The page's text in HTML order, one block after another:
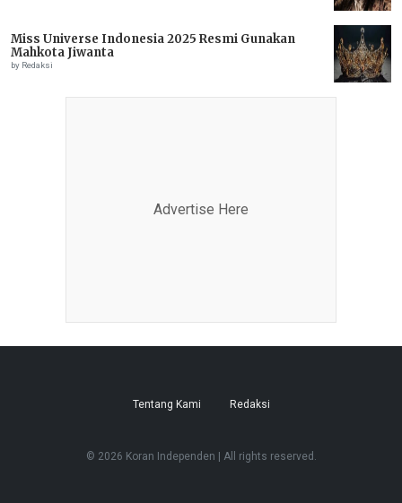
Miss Universe Indonesia 2025 Resmi Gunakan
Mahkota Jiwanta
by Redaksi
Advertise Here
Tentang Kami Redaksi
© 2026 Koran Independen | All rights reserved.